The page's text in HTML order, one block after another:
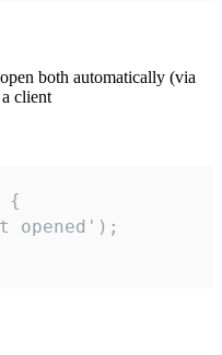
both automatically (via
client
{
opened');